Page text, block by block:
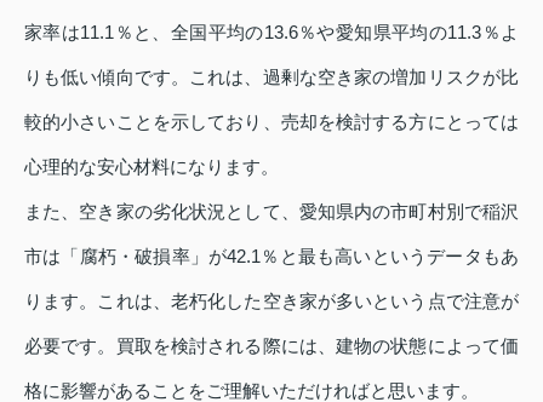
家率は11.1％と、全国平均の13.6％や愛知県平均の11.3％よ
りも低い傾向です。これは、過剰な空き家の増加リスクが比
較的小さいことを示しており、売却を検討する方にとっては
心理的な安心材料になります。
また、空き家の劣化状況として、愛知県内の市町村別で稲沢
市は「腐朽・破損率」が42.1％と最も高いというデータもあ
ります。これは、老朽化した空き家が多いという点で注意が
必要です。買取を検討される際には、建物の状態によって価
格に影響があることをご理解いただければと思います。